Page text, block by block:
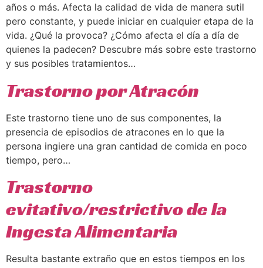
años o más. Afecta la calidad de vida de manera sutil
pero constante, y puede iniciar en cualquier etapa de la
vida. ¿Qué la provoca? ¿Cómo afecta el día a día de
quienes la padecen? Descubre más sobre este trastorno
y sus posibles tratamientos…
Trastorno por Atracón
Este trastorno tiene uno de sus componentes, la
presencia de episodios de atracones en lo que la
persona ingiere una gran cantidad de comida en poco
tiempo, pero…
Trastorno
evitativo/restrictivo de la
Ingesta Alimentaria
Resulta bastante extraño que en estos tiempos en los